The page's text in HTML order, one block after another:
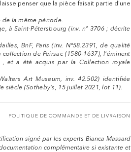
penser que la pièce faisait partie d'une
de la même période.
à Saint-Pétersbourg (inv. n° 3706 ; décrite
BnF, Paris (inv. N°58.2391, de qualité
de Peirsac (1580-1637), l'éminent
, et a été acquis par la Collection royale
Art Museum, inv. 42.502) identifiée
siècle (Sotheby's, 15 juillet 2021, lot 11).
POLITIQUE DE COMMANDE ET DE LIVRAISON
signé par les experts Bianca Massard
complémentaire si existante et